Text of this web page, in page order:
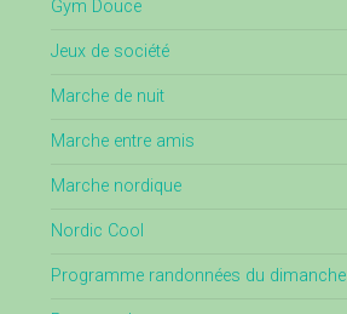
Gym Douce
Jeux de société
Marche de nuit
Marche entre amis
Marche nordique
Nordic Cool
Programme randonnées du dimanche